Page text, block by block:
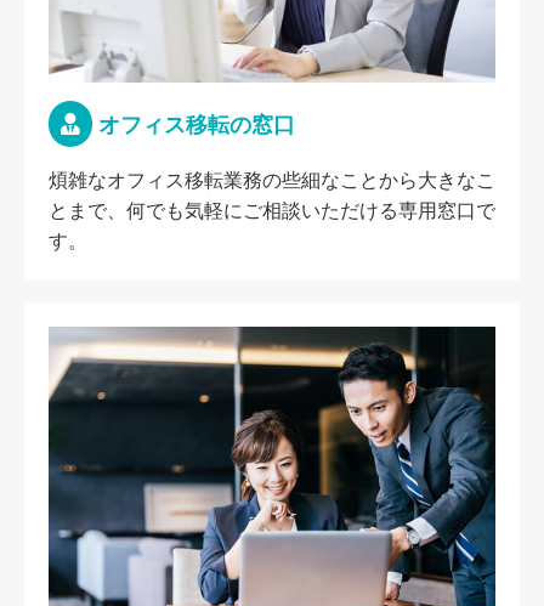
オフィス移転の窓口
煩雑なオフィス移転業務の些細なことから大きなこ
とまで、何でも気軽にご相談いただける専用窓口で
す。